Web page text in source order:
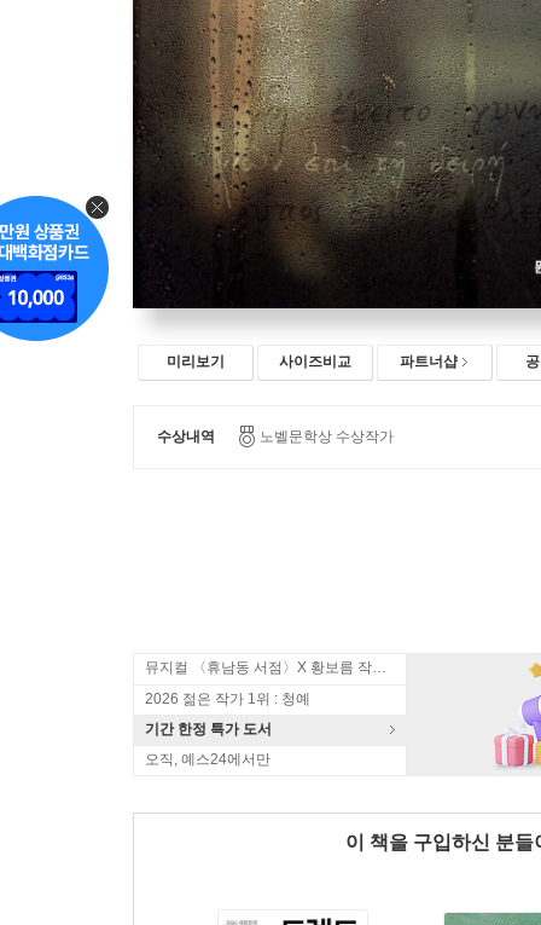
미리보기 사이즈비교 파트너샵
수상내역 노벨문학상 수상작가
뮤지컬 〈휴남동 서점〉X 황보름 작가 북토크
2026 젊은 작가 1위 : 청예
기간 한정 특가 도서
오직, 예스24에서만
이 책을 구입하신 분